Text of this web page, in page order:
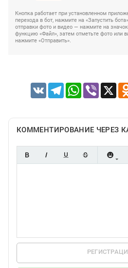
Кнопка работает при установленном
перехода в бот, нажмите на «Запустить
отправки фото и видео — нажмите на
функцию «Файл», затем отметьте фото или
нажмите «Отправить».
VK TelegramWhatsApp
Viber X
КОММЕНТИРОВАНИЕ ЧЕРЕЗ